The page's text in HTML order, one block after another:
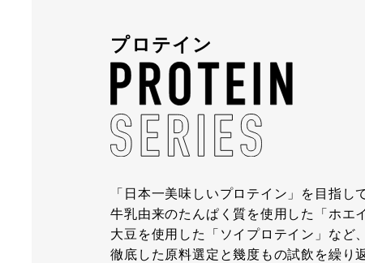
プロテイン
「日本一美味しいプロテイン」を目指し
牛乳由来のたんぱく質を使用した「ホエ
大豆を使用した「ソイプロテイン」など、
徹底した原料選定と幾度もの試飲を繰り